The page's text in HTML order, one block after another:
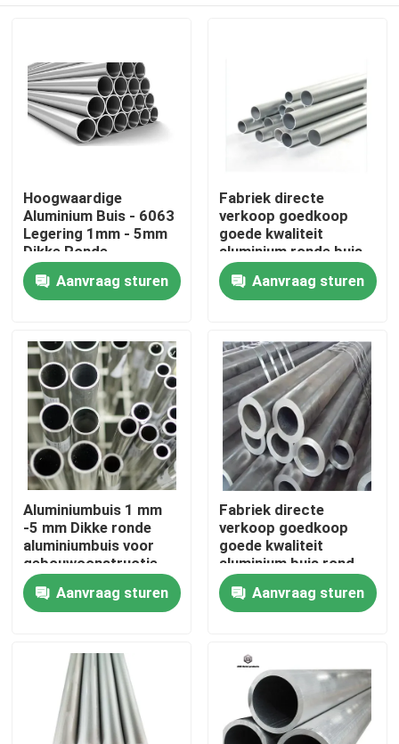
Thuis
Producten
video's
Over ons
Fabriekstocht
Kwaliteitscontrole
Neem contact met ons op
Vraag een offerte
De Bladen van de roestvrij staalplaat
Hoogwaardige
Aluminium Buis - 6063
Legering 1mm - 5mm
Dikke Ronde
Aluminium Ronde Pijp
voor Bouwconstructie
Aanvraag sturen
Fabriek directe
verkoop goedkoop
goede kwaliteit
aluminium ronde buis
3003 serie voor
buitengebruik
Aanvraag sturen
Aluminiumbuis 1 mm
-5 mm Dikke ronde
aluminiumbuis voor
gebouwconstructie
Aanvraag sturen
Fabriek directe
verkoop goedkoop
goede kwaliteit
aluminium buis rond
Aanvraag sturen